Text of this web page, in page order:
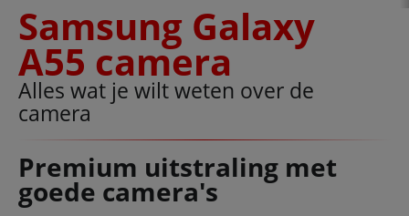
Samsung Galaxy
A55 camera
Alles wat je wilt weten over de
camera
Premium uitstraling met
goede camera's